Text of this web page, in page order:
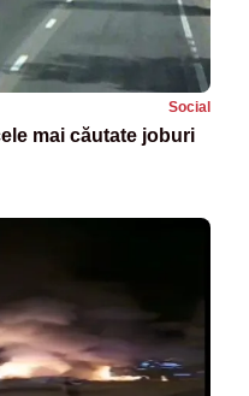
Social
mai căutate joburi